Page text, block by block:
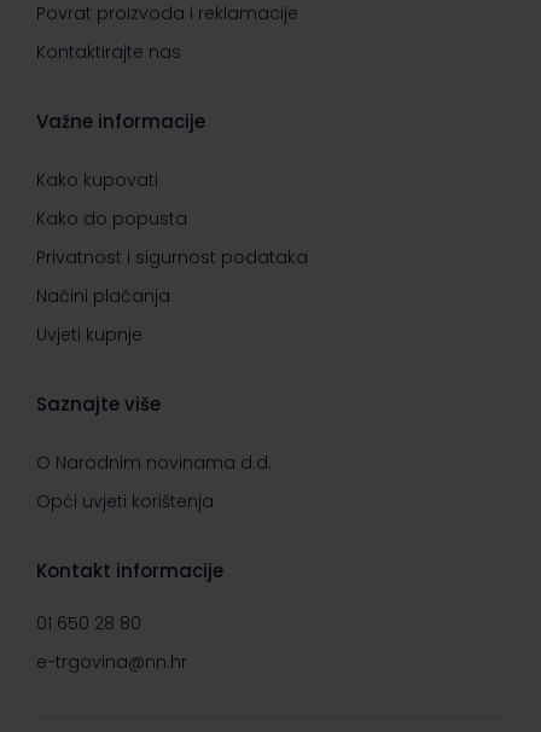
Povrat proizvoda i reklamacije
Kontaktirajte nas
Važne informacije
Kako kupovati
Kako do popusta
Privatnost i sigurnost podataka
Načini plaćanja
Uvjeti kupnje
Saznajte više
O Narodnim novinama d.d.
Opći uvjeti korištenja
Kontakt informacije
01 650 28 80
e-trgovina@nn.hr